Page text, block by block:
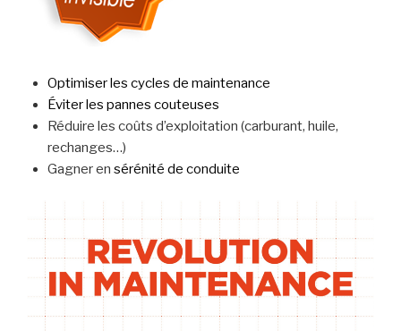
Optimiser les cycles de maintenance
Éviter les pannes couteuses
Réduire les coûts d’exploitation (carburant, huile,
rechanges…)
Gagner en sérénité de conduite